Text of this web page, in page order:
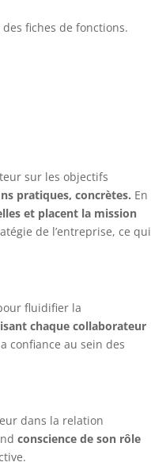
fiches de fonctions.
sur les objectifs
pratiques, concrètes. En
et placent la mission
de l’entreprise, ce qui
fluidifier la
chaque collaborateur
confiance au sein des
dans la relation
conscience de son rôle